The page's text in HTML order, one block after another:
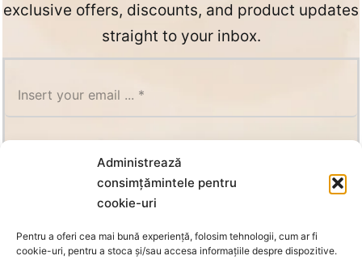
Administrează
consimțămintele pentru
cookie-uri
Pentru a oferi cea mai bună experiență, folosim tehnologii, cum ar fi
cookie-uri, pentru a stoca și/sau accesa informațiile despre dispozitive.
exclusive offers, discounts, and product updates
straight to your inbox.
SUBSCRIBE